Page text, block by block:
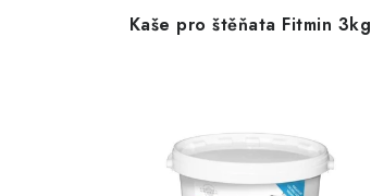
Kaše pro štěňata Fitmin 3kg